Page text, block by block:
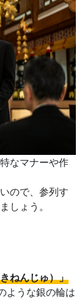
なマナーや作
ので、参列す
しょう。
ねんじゅ）」
ような銀の輪は